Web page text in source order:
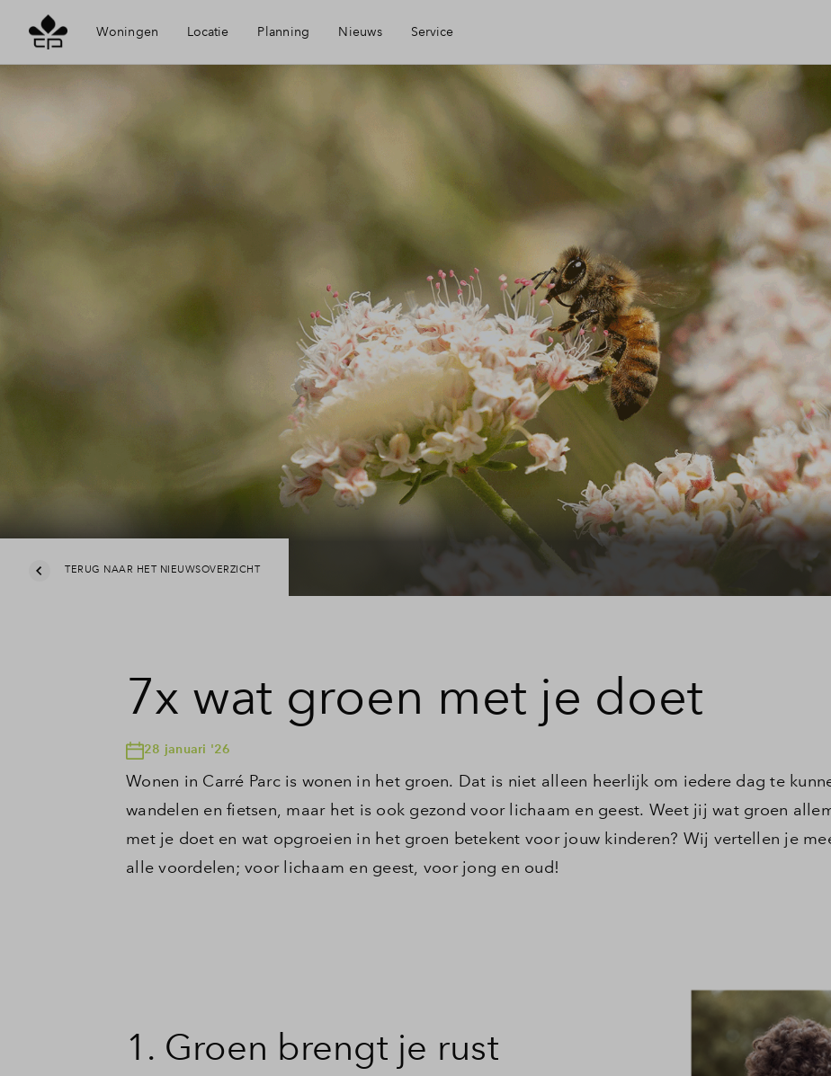
Woningen Locatie
Duurzaamheid
Heerhugowaard
Planning Nieuws Service
Toewijzing
Woning kopen
Leeswijzer
Veelgestelde vragen
TERUG NAAR HET NIEUWSOVERZICHT
7x wat groen met je doet
28 januari '26
Wonen in Carré Parc is wonen in het groen. Dat is niet alleen heerlijk om iedere dag te
wandelen en fietsen, maar het is ook gezond voor lichaam en geest. Weet jij wat groen
met je doet en wat opgroeien in het groen betekent voor jouw kinderen? Wij vertellen je
alle voordelen; voor lichaam en geest, voor jong en oud!
1. Groen brengt je rust